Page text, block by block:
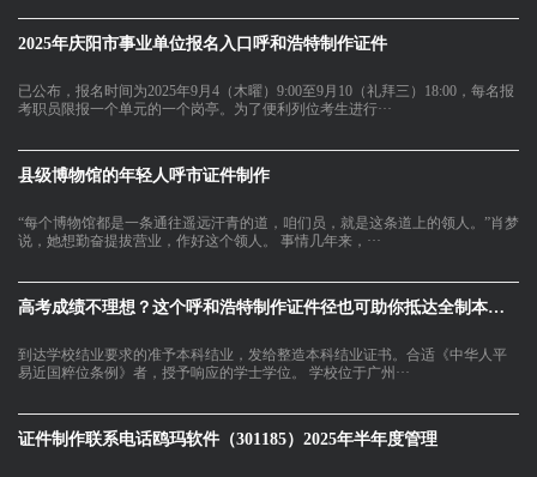
2025年庆阳市事业单位报名入口呼和浩特制作证件
已公布，报名时间为2025年9月4（木曜）9:00至9月10（礼拜三）18:00，每名报
考职员限报一个单元的一个岗亭。为了便利列位考生进行···
县级博物馆的年轻人呼市证件制作
“每个博物馆都是一条通往遥远汗青的道，咱们员，就是这条道上的领人。”肖梦
说，她想勤奋提拔营业，作好这个领人。 事情几年来，···
高考成绩不理想？这个呼和浩特制作证件径也可助你抵达全制本科！
到达学校结业要求的准予本科结业，发给整造本科结业证书。合适《中华人平
易近国粹位条例》者，授予响应的学士学位。 学校位于广州···
证件制作联系电话鸥玛软件（301185）2025年半年度管理